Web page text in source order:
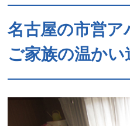
名古屋の市営ア
ご家族の温かい